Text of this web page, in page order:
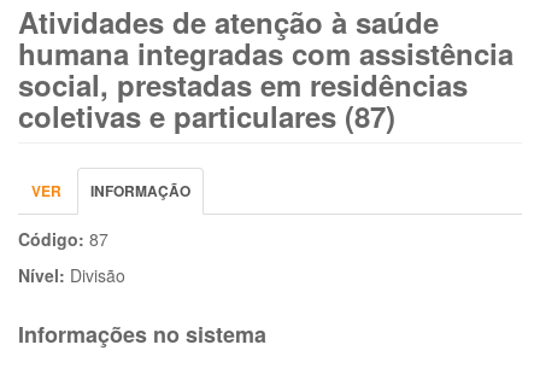
Atividades de atenção à saúde
humana integradas com assistência
social, prestadas em residências
coletivas e particulares (87)
Abas
primárias
VER INFORMAÇÃO
ATIVA)
Código: 87
Nível: Divisão
Informações no sistema